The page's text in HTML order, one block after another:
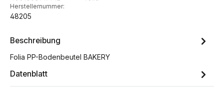
Herstellernummer:
48205
Beschreibung
Folia PP-Bodenbeutel BAKERY
Datenblatt